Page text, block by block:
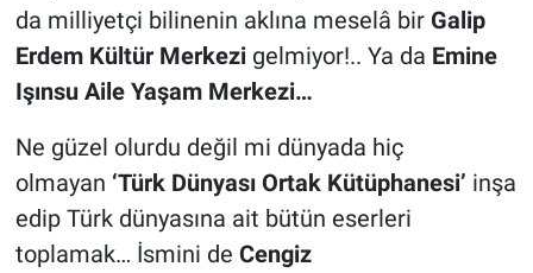
da milliyetçi bilinenin aklına meselâ bir Galip
Erdem Kültür Merkezigelmiyor!.. Ya da Emine
Işınsu Aile Yaşam Merkezi…
Ne güzel olurdu değil mi dünyada hiç
olmayan ‘Türk Dünyası Ortak Kütüphanesi’ inşa
edip Türk dünyasına ait bütün eserleri
toplamak… İsmini de Cengiz